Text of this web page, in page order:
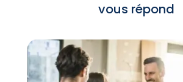
vous répond